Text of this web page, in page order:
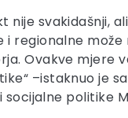
nije svakidašnji,
i regionalne
Ovakve mjere
–istaknuo je
socijalne politike